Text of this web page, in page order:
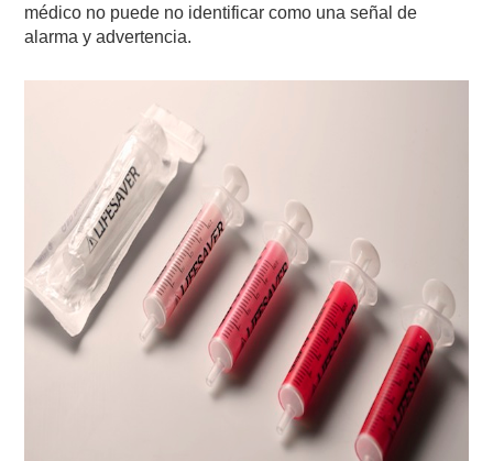
médico no puede no identificar como una señal de
alarma y advertencia.